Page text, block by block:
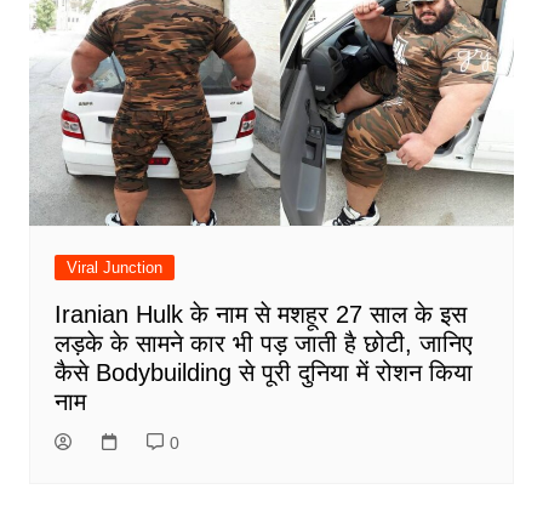
Viral Junction
Iranian Hulk के नाम से मशहूर 27 साल के इस
लड़के के सामने कार भी पड़ जाती है छोटी, जानिए
कैसे Bodybuilding से पूरी दुनिया में रोशन किया
नाम
0